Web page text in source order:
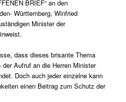
BRIEF“ an den
Württemberg, Winfried
Minister der
dass dieses brisante Thema
Aufruf an die Herren Minister
Doch auch jeder einzelne kann
einen Beitrag zum Schutz der